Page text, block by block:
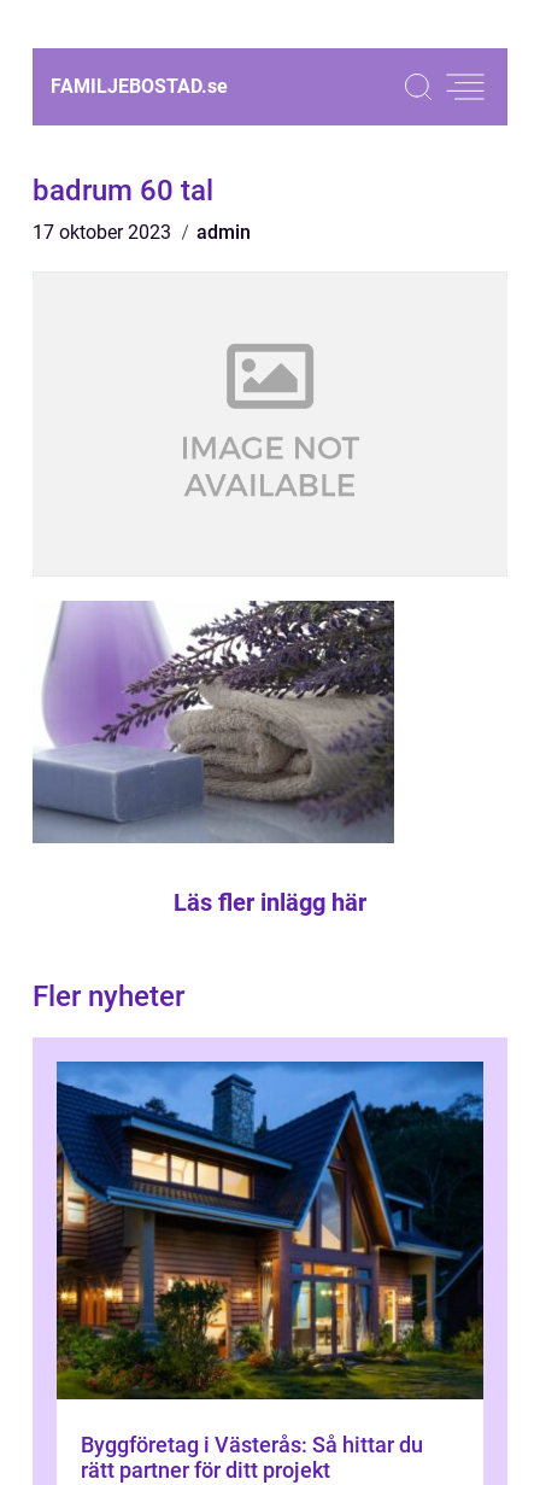
FAMILJEBOSTAD.se
badrum 60 tal
17 oktober 2023 admin
Läs fler inlägg här
Fler nyheter
Byggföretag i Västerås: Så hittar du
rätt partner för ditt projekt